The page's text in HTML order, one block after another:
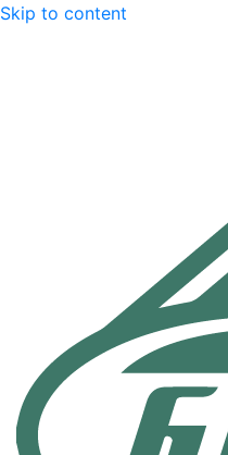
Skip to content